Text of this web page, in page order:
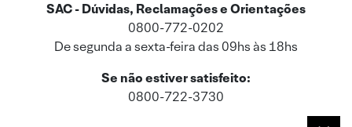
SAC - Dúvidas, Reclamações e Orientações
0800-772-0202
De segunda a sexta-feira das 09hs às 18hs
Se não estiver satisfeito:
0800-722-3730